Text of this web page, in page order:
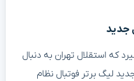
جدید
که استقلال تهران به دنبال
لیگ برتر فوتبال نظام